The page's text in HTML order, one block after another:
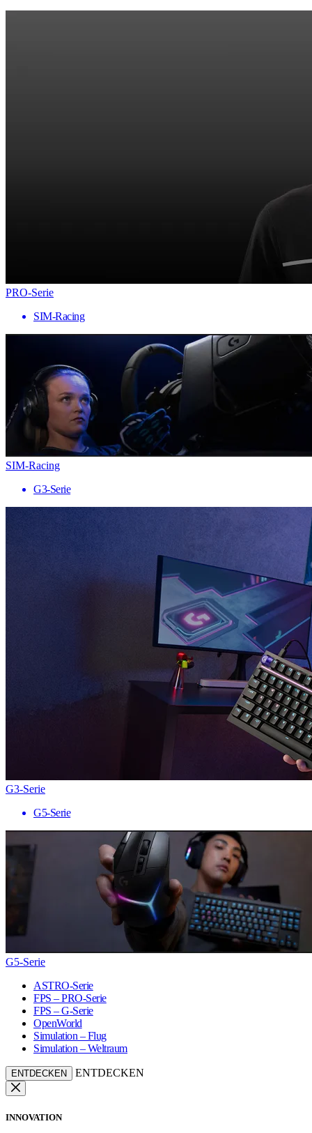
PRO-Serie
SIM-Racing
SIM-Racing
G3-Serie
G3-Serie
G5-Serie
G5-Serie
ASTRO-Serie
FPS – PRO-Serie
FPS – G-Serie
OpenWorld
Simulation – Flug
Simulation – Weltraum
ENTDECKEN ENTDECKEN
INNOVATION